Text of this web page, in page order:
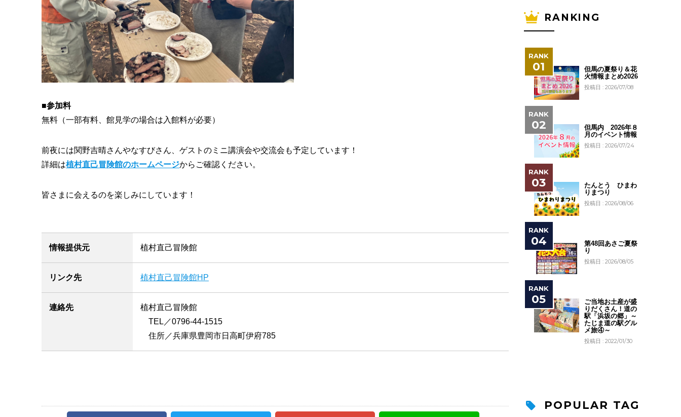
■参加料
無料（一部有料、館見学の場合は入館料が必要）
前夜には関野吉晴さんやなすびさん、ゲストのミニ講演会や交流会も予定しています！
詳細は植村直己冒険館のホームページからご確認ください。
皆さまに会えるのを楽しみにしています！
情報提供元 植村直己冒険館
リンク先 植村直己冒険館HP
連絡先
植村直己冒険館
TEL／0796-44-1515
住所／兵庫県豊岡市日高町伊府785
RANKING
但馬の夏祭り＆花
火情報まとめ2026
投稿日 : 2026/07/08
但馬内 2026年８
月のイベント情報
投稿日 : 2026/07/24
たんとう ひまわ
りまつり
投稿日 : 2026/08/06
第48回あさご夏祭
り
投稿日 : 2026/08/05
ご当地お土産が盛
りだくさん！道の
駅「浜坂の郷」～
たじま道の駅グル
メ旅④～
投稿日 : 2022/01/30
POPULAR TAG